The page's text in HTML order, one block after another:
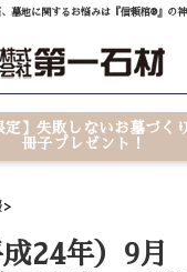
墓地に関するお悩みは『信頼棺®』の
定】失敗しないお墓づく
冊子プレゼント！
成24年）9